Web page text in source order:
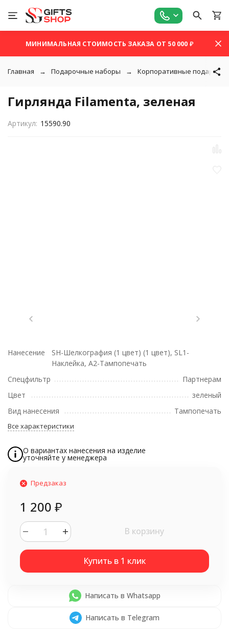
МИНИМАЛЬНАЯ СТОИМОСТЬ ЗАКАЗА ОТ 50 000 ₽
Главная Подарочные наборы Корпоративные подарки
Гирлянда Filamenta, зеленая
Артикул: 15590.90
Нанесение
SH-Шелкография (1 цвет) (1 цвет), SL1-
Наклейка, A2-Тампопечать
Спецфильтр
Партнерам
Цвет
зеленый
Вид нанесения
Тампопечать
Все характеристики
О вариантах нанесения на изделие
уточняйте у менеджера
Предзаказ
1 200 ₽
В корзину
Написать в Whatsapp
Написать в Telegram